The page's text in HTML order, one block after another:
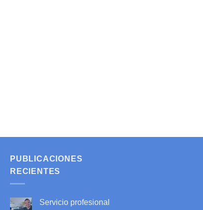
PUBLICACIONES
RECIENTES
Servicio profesional